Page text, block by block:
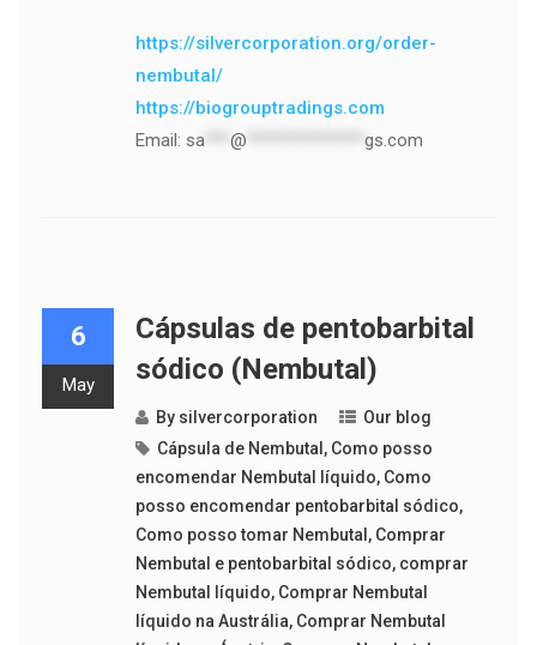
https://silvercorporation.org/order-
nembutal/
https://biogrouptradings.com
Email: sa @ gs.com
6
May
Cápsulas de pentobarbital
sódico (Nembutal)
By silvercorporation
Our blog
Cápsula de Nembutal , Como posso
encomendar Nembutal líquido, Como
posso encomendar pentobarbital sódico,
Como posso tomar Nembutal , Comprar
Nembutal e pentobarbital sódico, comprar
Nembutal líquido, Comprar Nembutal
líquido na Austrália, Comprar Nembutal